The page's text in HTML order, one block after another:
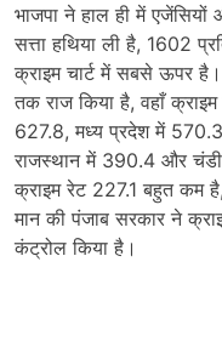
भाजपा ने हाल ही में
सत्ता हथिया ली है, 1602
क्राइम चार्ट में सबसे ऊपर
तक राज किया है, वहाँ
627.8, मध्य प्रदेश में
राजस्थान में 390.4 और
क्राइम रेट 227.1 बहुत कम
मान की पंजाब सरकार ने
कंट्रोल किया है।